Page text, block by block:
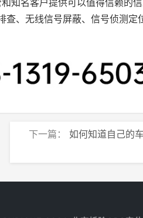
、无线信号屏蔽、信号侦测定
下一篇： 如何知道自己的